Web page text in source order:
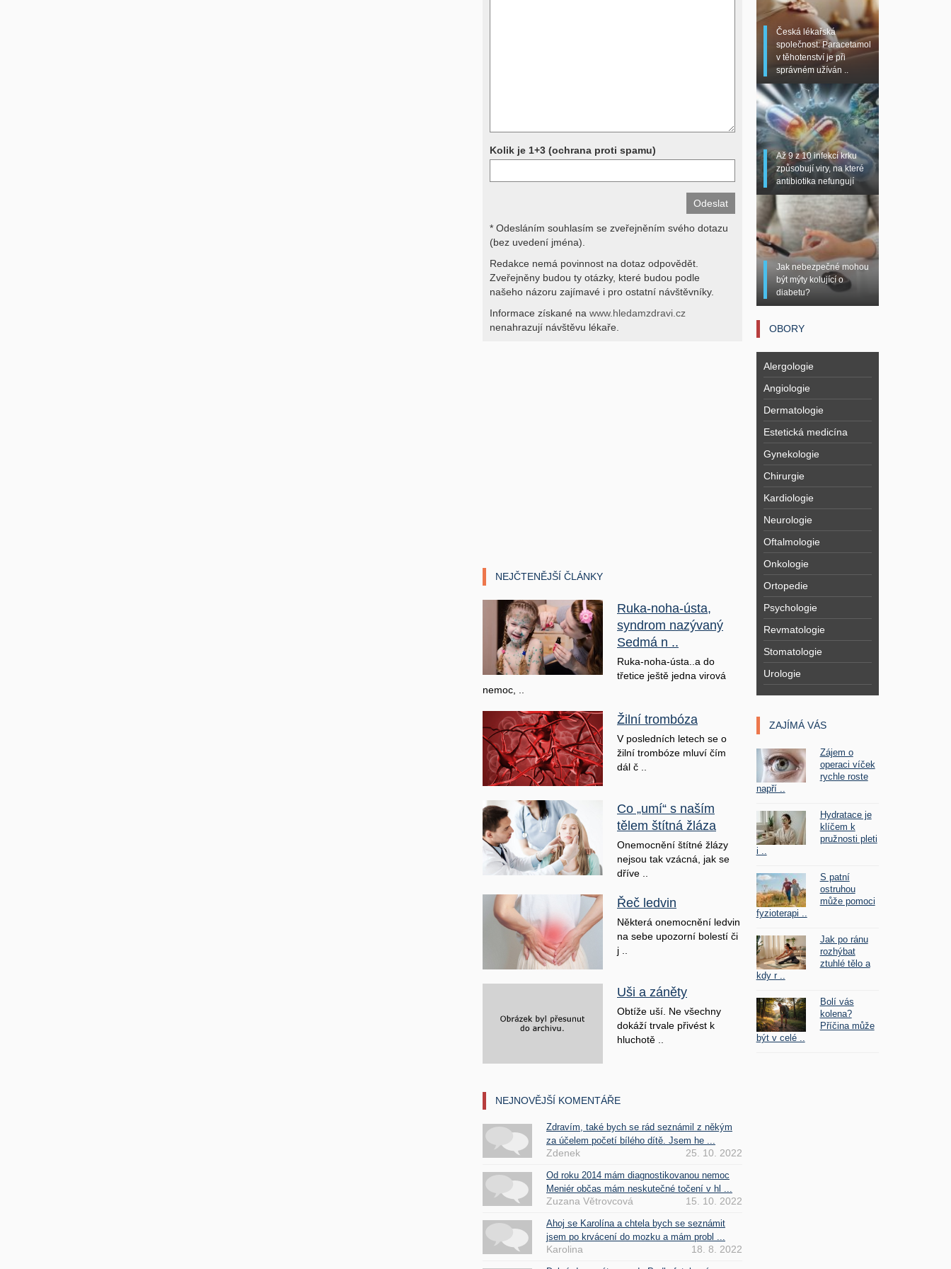
Děkujeme za pochopení
Kolik je 1+3 (ochrana proti spamu)
* Odesláním souhlasím se zveřejněním svého dotazu
(bez uvedení jména).
Redakce nemá povinnost na dotaz odpovědět.
Zveřejněny budou ty otázky, které budou podle
našeho názoru zajímavé i pro ostatní návštěvníky.
Informace získané na www.hledamzdravi.cz
nenahrazují návštěvu lékaře.
NEJČTENĚJŠÍ ČLÁNKY
Ruka-noha-ústa,
syndrom nazývaný
Sedmá n ..
Ruka-noha-ústa..a do
třetice ještě jedna virová
nemoc, ..
Žilní trombóza
V posledních letech se o
žilní trombóze mluví čím
dál č ..
Co „umí“ s naším
tělem štítná žláza
Onemocnění štítné žlázy
nejsou tak vzácná, jak se
dříve ..
Řeč ledvin
Některá onemocnění ledvin
na sebe upozorní bolestí či
j ..
Uši a záněty
Obtíže uší. Ne všechny
dokáží trvale přivést k
hluchotě ..
NEJNOVĚJŠÍ KOMENTÁŘE
Zdravím, také bych se rád seznámil z někým
za účelem početí bílého dítě. Jsem he ...
Zdenek 25. 10. 2022
Od roku 2014 mám diagnostikovanou nemoc
Meniér občas mám neskutečné točení v hl ...
Zuzana Větrovcová 15. 10. 2022
Ahoj se Karolína a chtela bych se seznámit
jsem po krvácení do mozku a mám probl ...
Karolina 18. 8. 2022
Česká lékařská
společnost: Paracetamol
v těhotenství je při
správném užíván ..
Až 9 z 10 infekcí krku
způsobují viry, na které
antibiotika nefungují
Jak nebezpečné mohou
být mýty kolující o
diabetu?
OBORY
Alergologie
Angiologie
Dermatologie
Estetická medicína
Gynekologie
Chirurgie
Kardiologie
Neurologie
Oftalmologie
Onkologie
Ortopedie
Psychologie
Revmatologie
Stomatologie
Urologie
ZAJÍMÁ VÁS
Zájem o
operaci víček
rychle roste
napří ..
Hydratace je
klíčem k
pružnosti pleti
i ..
S patní
ostruhou
může pomoci
fyzioterapi ..
Jak po ránu
rozhýbat
ztuhlé tělo a
kdy r ..
Bolí vás
kolena?
Příčina může
být v celé ..